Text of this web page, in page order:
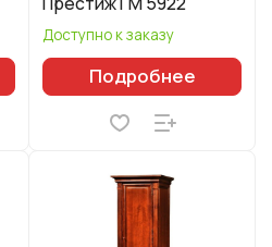
Доступно к заказу
Подробнее